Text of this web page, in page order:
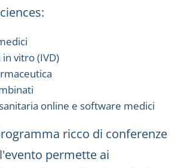
vitro (IVD)
online e software medici
ricco di conferenze
permette ai